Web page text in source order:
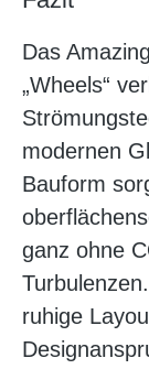
Das
„Wheels“
modernen
Bauform
ganz ohne
ruhige